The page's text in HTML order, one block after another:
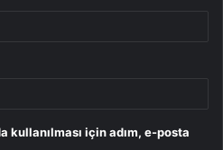
kullanılması için adım, e-posta